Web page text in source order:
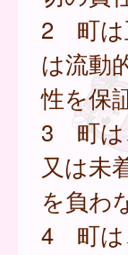
2 町は
は流動
性を保
3 町は
又は未
を負わ
4 町は